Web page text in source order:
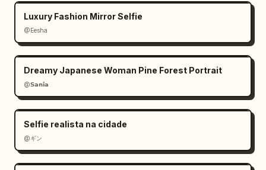
Luxury Fashion Mirror Selfie
@Eesha
Dreamy Japanese Woman Pine Forest Portrait
@𝗦𝗮𝗻𝗶𝗮
Selfie realista na cidade
@ギン